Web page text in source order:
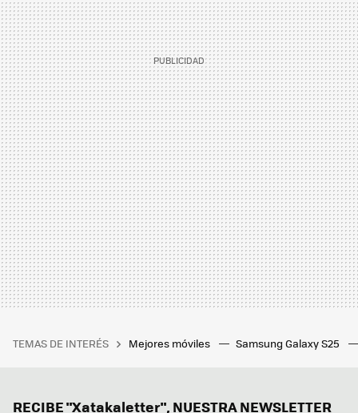
TEMAS DE INTERÉS Mejores móviles Samsung Galaxy S25
RECIBE "Xatakaletter", NUESTRA NEWSLETTER